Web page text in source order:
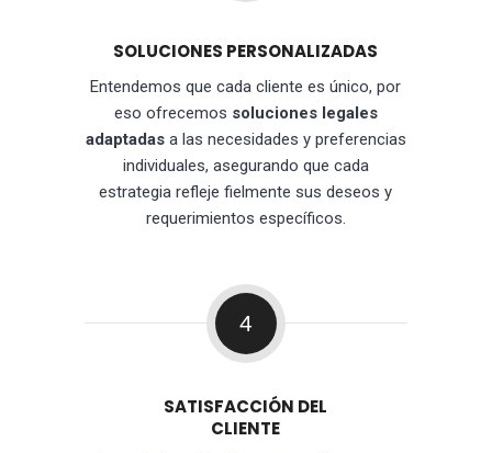
SOLUCIONES PERSONALIZADAS
Entendemos que cada cliente es único, por
eso ofrecemos soluciones legales
adaptadasa las necesidades y preferencias
individuales, asegurando que cada
estrategia refleje fielmente sus deseos y
requerimientos específicos.
4
SATISFACCIÓN DEL
CLIENTE